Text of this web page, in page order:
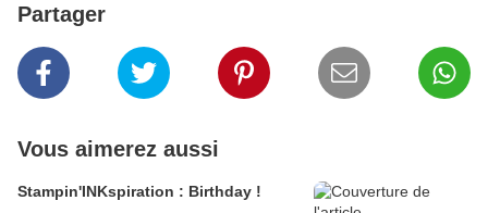
Partager
Vous aimerez aussi
Stampin'INKspiration : Birthday !